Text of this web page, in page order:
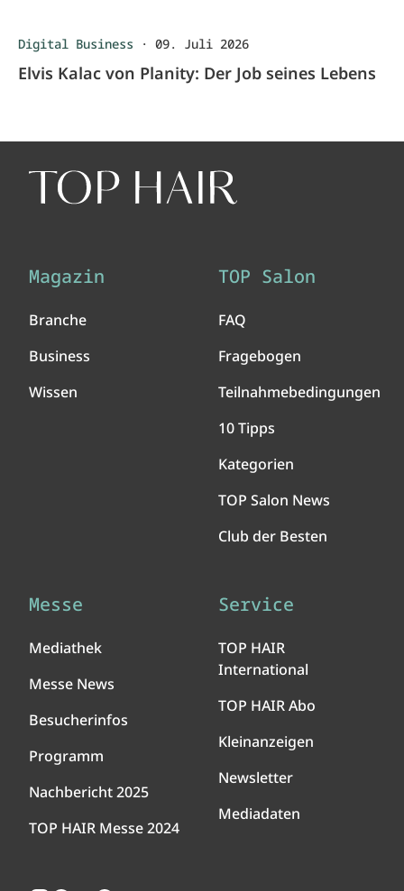
Digital Business · 09. Juli 2026
Elvis Kalac von Planity: Der Job seines Lebens
Magazin
Branche
Business
Wissen
TOP Salon
FAQ
Fragebogen
Teilnahmebedingungen
10 Tipps
Kategorien
TOP Salon News
Club der Besten
Messe
Mediathek
Messe News
Besucherinfos
Programm
Nachbericht 2025
TOP HAIR Messe 2024
Service
TOP HAIR
International
TOP HAIR Abo
Kleinanzeigen
Newsletter
Mediadaten